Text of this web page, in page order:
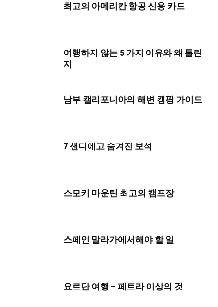
최고의 아메리칸 항공 신용 카드
여행하지 않는 5 가지 이유와 왜 틀린
지
남부 캘리포니아의 해변 캠핑 가이드
7 샌디에고 숨겨진 보석
스모키 마운틴 최고의 캠프장
스페인 말라가에서해야 할 일
요르단 여행 – 페트라 이상의 것